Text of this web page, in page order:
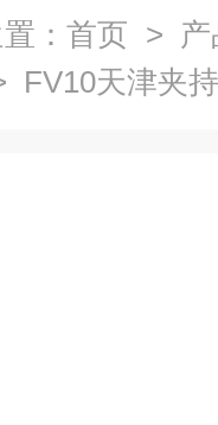
： 首页 >
FV10天津夹